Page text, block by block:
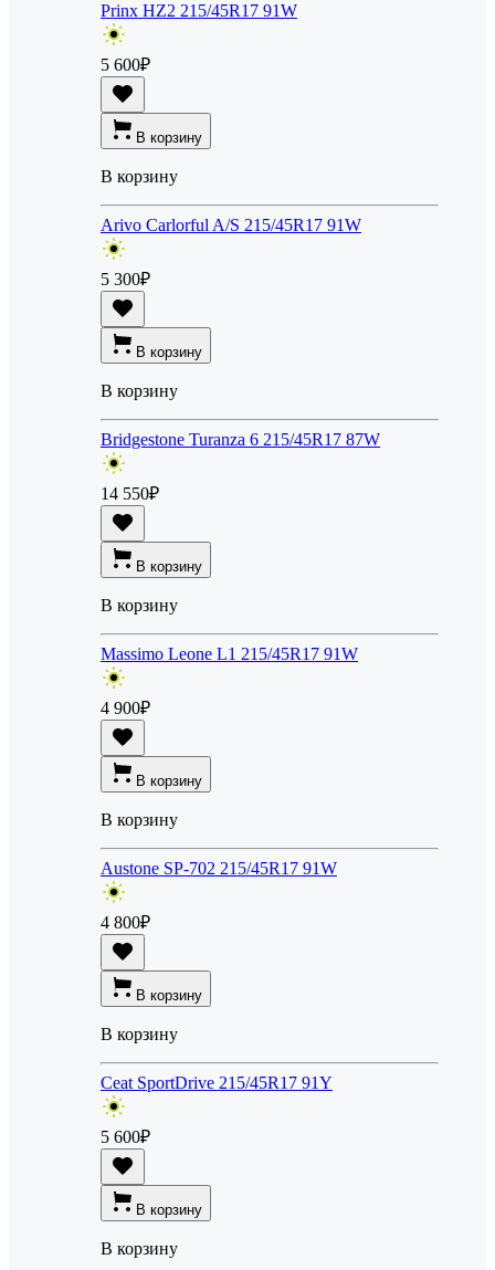
Prinx HZ2 215/45R17 91W
5 600₽
В корзину
В корзину
Arivo Carlorful A/S 215/45R17 91W
5 300₽
В корзину
В корзину
Bridgestone Turanza 6 215/45R17 87W
14 550₽
В корзину
В корзину
Massimo Leone L1 215/45R17 91W
4 900₽
В корзину
В корзину
Austone SP-702 215/45R17 91W
4 800₽
В корзину
В корзину
Ceat SportDrive 215/45R17 91Y
5 600₽
В корзину
В корзину